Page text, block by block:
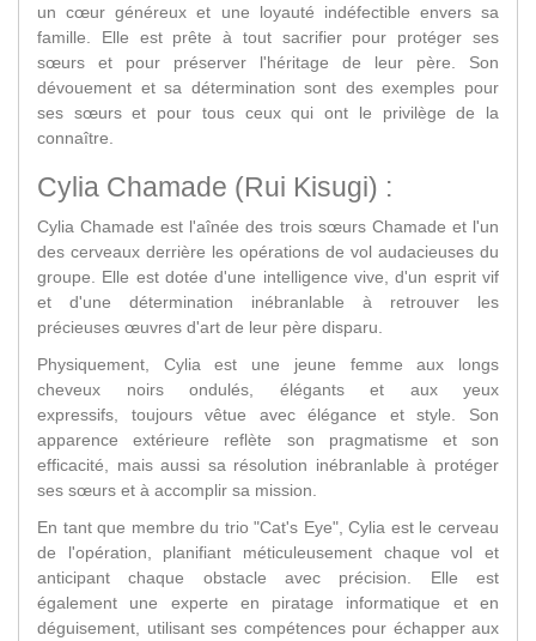
un cœur généreux et une loyauté indéfectible envers sa
famille. Elle est prête à tout sacrifier pour protéger ses
sœurs et pour préserver l'héritage de leur père. Son
dévouement et sa détermination sont des exemples pour
ses sœurs et pour tous ceux qui ont le privilège de la
connaître.
Cylia Chamade (Rui Kisugi) :
Cylia Chamade est l'aînée des trois sœurs Chamade et l'un
des cerveaux derrière les opérations de vol audacieuses du
groupe. Elle est dotée d'une intelligence vive, d'un esprit vif
et d'une détermination inébranlable à retrouver les
précieuses œuvres d'art de leur père disparu.
Physiquement, Cylia est une jeune femme aux longs
cheveux noirs ondulés, élégants et aux yeux
expressifs, toujours vêtue avec élégance et style. Son
apparence extérieure reflète son pragmatisme et son
efficacité, mais aussi sa résolution inébranlable à protéger
ses sœurs et à accomplir sa mission.
En tant que membre du trio "Cat's Eye", Cylia est le cerveau
de l'opération, planifiant méticuleusement chaque vol et
anticipant chaque obstacle avec précision. Elle est
également une experte en piratage informatique et en
déguisement, utilisant ses compétences pour échapper aux